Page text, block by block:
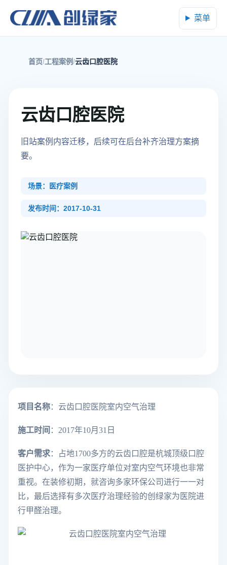
菜单
首页 工程案例 云齿口腔医院
云齿口腔医院
旧站案例内容迁移，后续可在后台补齐治理方案摘
要。
场景：医疗案例
发布时间：2017-10-31
项目名称：云齿口腔医院室内空气治理
施工时间 ：2017年10月31日
客户需求：占地1700多方的云齿口腔是杭城顶级口腔
医护中心，作为一家医疗单位对室内空气环境也非常
重视。在装修初期，就咨询多家环保公司进行一一对
比，最后选择有多次医疗治理经验的创绿家为医院进
行甲醛治理。